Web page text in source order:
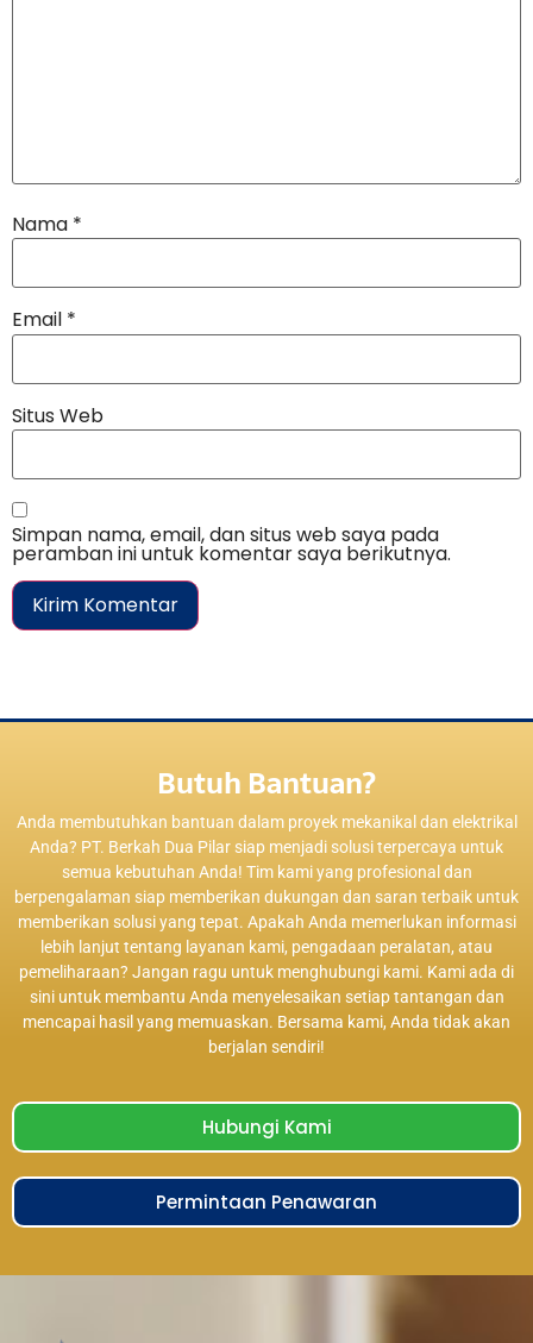
Nama *
Email *
Situs Web
Simpan nama, email, dan situs web saya pada
peramban ini untuk komentar saya berikutnya.
Butuh Bantuan?
Anda membutuhkan bantuan dalam proyek mekanikal dan elektrikal
Anda? PT. Berkah Dua Pilar siap menjadi solusi terpercaya untuk
semua kebutuhan Anda! Tim kami yang profesional dan
berpengalaman siap memberikan dukungan dan saran terbaik untuk
memberikan solusi yang tepat. Apakah Anda memerlukan informasi
lebih lanjut tentang layanan kami, pengadaan peralatan, atau
pemeliharaan? Jangan ragu untuk menghubungi kami. Kami ada di
sini untuk membantu Anda menyelesaikan setiap tantangan dan
mencapai hasil yang memuaskan. Bersama kami, Anda tidak akan
berjalan sendiri!
Hubungi Kami
Permintaan Penawaran